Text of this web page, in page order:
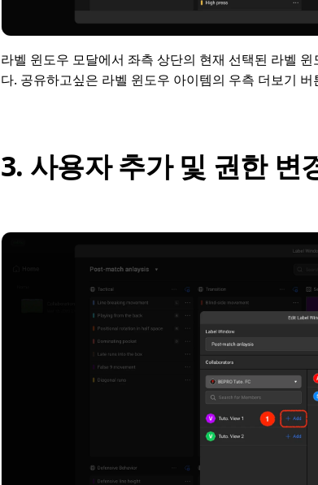
라벨 윈도우 모달에서 좌측 상단의 현재 선택된 라벨
다. 공유하고싶은 라벨 윈도우 아이템의 우측 더보기
3. 사용자 추가 및 권한 변